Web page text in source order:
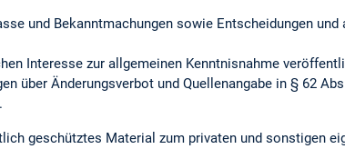
und Bekanntmachungen sowie Entscheidungen
Interesse zur allgemeinen Kenntnisnahme
über Änderungsverbot und Quellenangabe in § 62
geschütztes Material zum privaten und sonstigen